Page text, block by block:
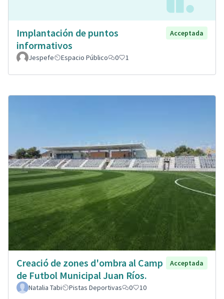
Implantación de puntos
informativos
Acceptada
Jespefe Espacio Público 0 1
Creació de zones d'ombra al Camp
de Futbol Municipal Juan Ríos.
Acceptada
Natalia Tabi Pistas Deportivas 0 10